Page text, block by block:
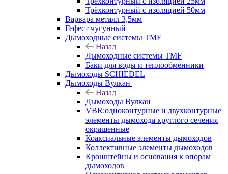
Трёхконтурный с изоляцией 50мм
Варвара металл 3,5мм
Гефест чугунный
Дымоходные системы TMF
Назад
Дымоходные системы TMF
Баки для воды и теплообменники
Дымоходы SCHIEDEL
Дымоходы Вулкан
Назад
Дымоходы Вулкан
VBR:одноконтурные и двухконтурные
элементы дымохода круглого сечения
окрашенные
Коаксиальные элементы дымоходов
Коллективные элементы дымоходов
Кронштейны и основания к опорам
дымоходов